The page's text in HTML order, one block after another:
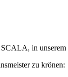
SCALA, in unserem
zu krönen: